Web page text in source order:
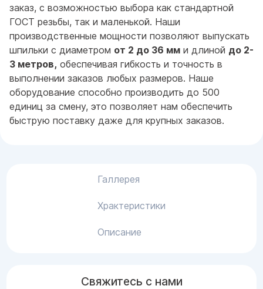
заказ, с возможностью выбора как стандартной
ГОСТ резьбы, так и маленькой. Наши
производственные мощности позволяют выпускать
шпильки с диаметром от 2 до 36 мм и длиной до 2-
3 метров, обеспечивая гибкость и точность в
выполнении заказов любых размеров. Наше
оборудование способно производить до 500
единиц за смену, это позволяет нам обеспечить
быструю поставку даже для крупных заказов.
Галлерея
Храктеристики
Описание
Свяжитесь с нами